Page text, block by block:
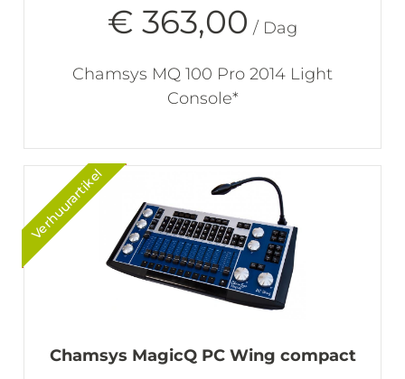
€ 363,00 / Dag
Chamsys MQ 100 Pro 2014 Light
Console*
Chamsys MagicQ PC Wing compact
Verhuurartikel